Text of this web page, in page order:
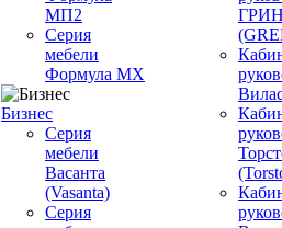
МП2
Серия
мебели
Формула МХ
Бизнес
Серия
мебели
Васанта
(Vasanta)
Серия